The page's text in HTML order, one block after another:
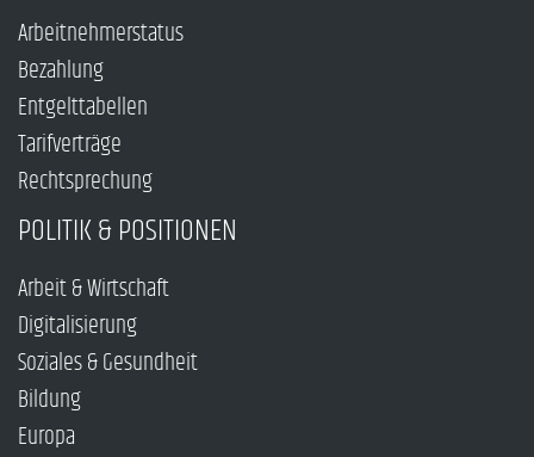
Arbeitnehmerstatus
Bezahlung
Entgelttabellen
Tarifverträge
Rechtsprechung
POLITIK & POSITIONEN
Arbeit & Wirtschaft
Digitalisierung
Soziales & Gesundheit
Bildung
Europa